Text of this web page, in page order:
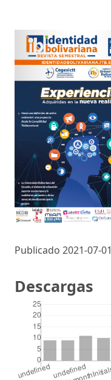
Publicado 2021-07-01
Descargas